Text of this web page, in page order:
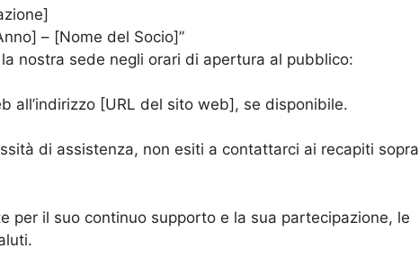
– [Nome del Socio]”
nostra sede negli orari di apertura al pubblico:
all’indirizzo [URL del sito web], se disponibile.
di assistenza, non esiti a contattarci ai recapiti sopra
per il suo continuo supporto e la sua partecipazione, le